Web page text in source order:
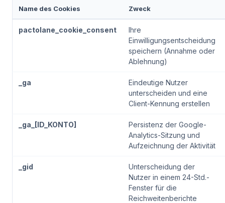
Name des Cookies Zweck
pactolane_cookie_consent
Ihre
Einwilligungsentscheidung
speichern (Annahme oder
Ablehnung)
_ga
Eindeutige Nutzer
unterscheiden und eine
Client-Kennung erstellen
_ga_[ID_KONTO]
Persistenz der Google-
Analytics-Sitzung und
Aufzeichnung der Aktivität
_gid
Unterscheidung der
Nutzer in einem 24-Std.-
Fenster für die
Reichweitenberichte